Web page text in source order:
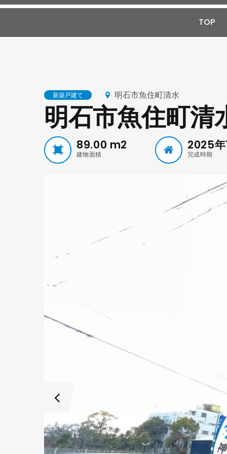
TOP
新築戸建て 明石市魚住町清水
明石市魚住町清
89.00 m2
建物面積
2025
完成時期